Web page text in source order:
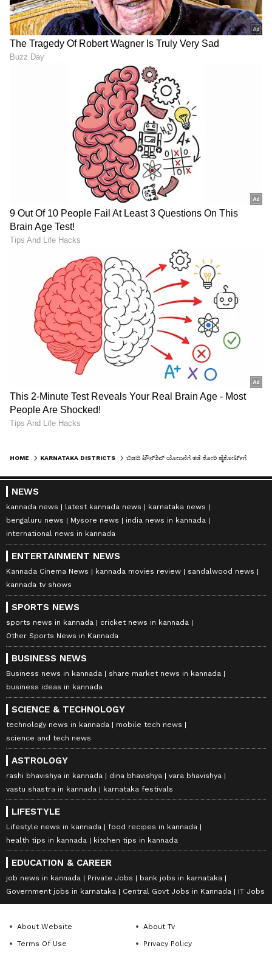
HOME KARNATAKA DISTRICTS
NEWS
kannada news latest kannada news
karnataka news
bengaluru news
Mysore news
india news in kannada
international news in kannada
ENTERTAINMENT NEWS
Kannada Cinema News kannada movies review
sandalwood news
kannada tv shows
SPORTS NEWS
sports news in kannada
cricket news in kannada
Other Sports News in Kannada
BUSINESS NEWS
Business news in kannada
share market news in kannada
business ideas in kannada
SCIENCE & TECHNOLOGY
technology news in kannada
mobile tech news
science and tech news
ASTROLOGY
rashi bhavishya in kannada dina bhavishya
vara bhavishya
vastu shastra in kannada
karnataka festivals
LIFESTYLE
Lifestyle news in kannada
food recipes in kannada
health tips in kannada
kitchen tips in kannada
EDUCATION & CAREER
job news in kannada Private Jobs
bank jobs in karnataka
Government jobs in karnataka
Central Govt Jobs in Kannada IT Jobs
About Website
About Tv
Terms Of Use
Privacy Policy